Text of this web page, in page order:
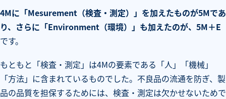
4Mに「Mesurement（検査・測定）」を加えたものが5Mであ
り、さらに「Environment（環境）」も加えたのが、5M＋E
です。
もともと「検査・測定」は4Mの要素である「人」「機械」
「方法」に含まれているものでした。不良品の流通を防ぎ、製
品の品質を担保するためには、検査・測定は欠かせないためで